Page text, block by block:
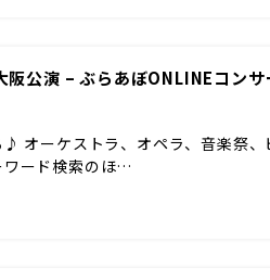
公演 – ぶらあぼONLINEコン
オーケストラ、オペラ、音楽祭
ワード検索のほ…